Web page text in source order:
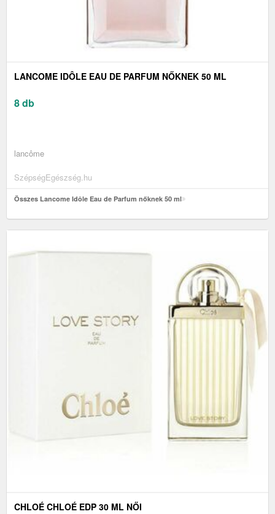
LANCOME IDÔLE EAU DE PARFUM NŐKNEK 50 ML
8 db
lancôme
SzépségEgészség.hu
Összes Lancome Idôle Eau de Parfum nőknek 50 ml
CHLOÉ CHLOÉ EDP 30 ML NŐI